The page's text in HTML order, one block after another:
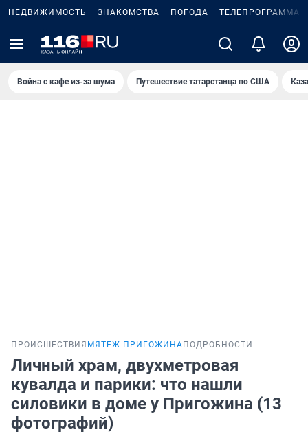
НЕДВИЖИМОСТЬ ЗНАКОМСТВА ПОГОДА ТЕЛЕПРОГРАММА
Война с кафе из-за шума Путешествие татарстанца по США
ПРОИСШЕСТВИЯ МЯТЕЖ ПРИГОЖИНА ПОДРОБНОСТИ
Личный храм, двухметровая
кувалда и парики: что нашли
силовики в доме у Пригожина (13
фотографий)